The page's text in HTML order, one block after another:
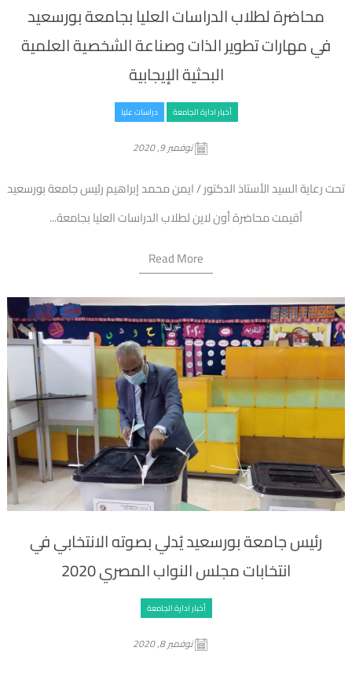
محاضرة لطلاب الدراسات العليا بجامعة بورسعيد
في مهارات تطوير الذات وصناعة الشخصية العلمية
البحثية الإيجابية
أخبار ادارة الجامعة دراسات عليا
نوفمبر 9, 2020
تحت رعاية السيد الأستاذ الدكتور / ايمن محمد إبراهيم رئيس جامعة بورسعيد
أقيمت محاضرة أون لاين لطلاب الدراسات العليا بجامعة...
Read More
رئيس جامعة بورسعيد يُدلي بصوته الانتخابي في
انتخابات مجلس النواب المصري 2020
أخبار ادارة الجامعة
نوفمبر 8, 2020